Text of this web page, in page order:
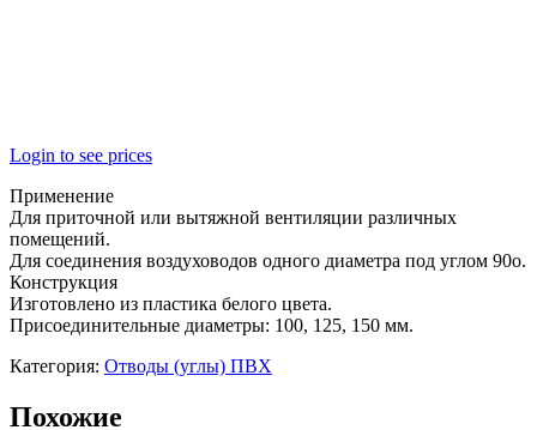
Login to see prices
Применение
Для приточной или вытяжной вентиляции различных
помещений.
Для соединения воздуховодов одного диаметра под углом 90o.
Конструкция
Изготовлено из пластика белого цвета.
Присоединительные диаметры: 100, 125, 150 мм.
Категория: Отводы (углы) ПВХ
Похожие